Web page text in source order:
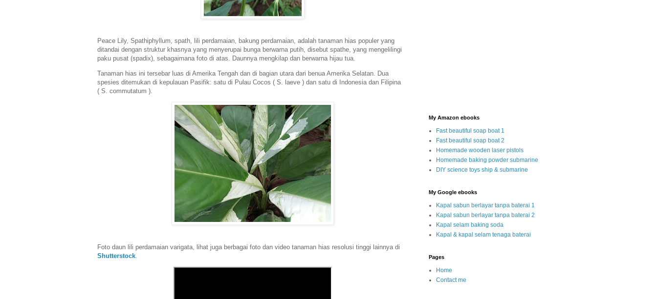
Peace Lily, Spathiphyllum, spath, lili perdamaian, bakung perdamaian, adalah tanaman hias populer yang
ditandai dengan struktur khasnya yang menyerupai bunga berwarna putih, disebut spathe, yang mengelilingi
paku pusat (spadix), sebagaimana foto di atas. Daunnya mengkilap dan berwarna hijau tua.
Tanaman hias ini tersebar luas di Amerika Tengah dan di bagian utara dari benua Amerika Selatan. Dua
spesies ditemukan di kepulauan Pasifik: satu di Pulau Cocos ( S. laeve ) dan satu di Indonesia dan Filipina
( S. commutatum ).
Foto daun lili perdamaian varigata, lihat juga berbagai foto dan video tanaman hias resolusi tinggi lainnya di
Shutterstock
My Amazon ebooks
Fast beautiful soap boat 1
Fast beautiful soap boat 2
Homemade wooden laser pistols
Homemade baking powder submarine
DIY science toys ship & submarine
My Google ebooks
Kapal sabun berlayar tanpa baterai 1
Kapal sabun berlayar tanpa baterai 2
Kapal selam baking soda
Kapal & kapal selam tenaga baterai
Pages
Home
Contact me